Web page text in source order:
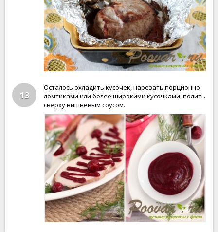
13
Осталось охладить кусочек, нарезать порционно
ломтиками или более широкими кусочками, полить
сверху вишневым соусом.